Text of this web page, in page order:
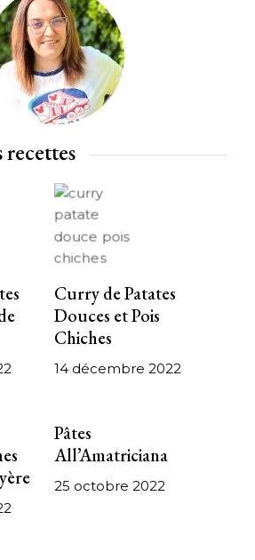
recettes
Curry de Patates
Douces et Pois
Chiches
14 décembre 2022
Pâtes
All’Amatriciana
25 octobre 2022